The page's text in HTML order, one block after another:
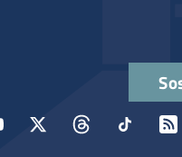
Menu social